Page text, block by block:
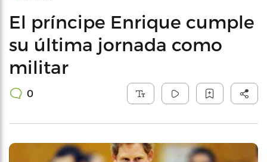
El príncipe Enrique cumple
su última jornada como
militar
0